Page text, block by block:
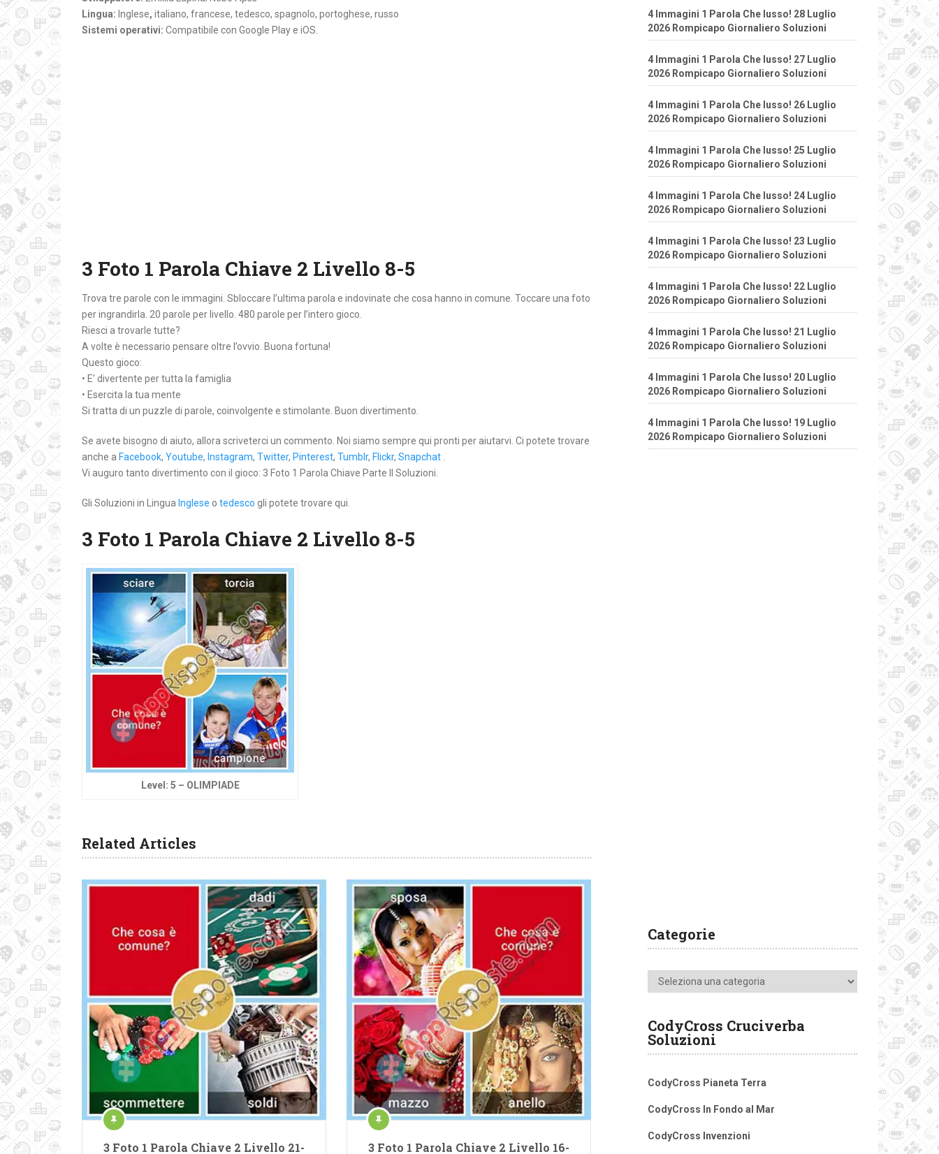
Lingua: Inglese, italiano, francese, tedesco, spagnolo, portoghese, russo
Sistemi operativi: Compatibile con Google Play e iOS.
3 Foto 1 Parola Chiave 2 Livello 8-5
Trova tre parole con le immagini. Sbloccare l’ultima parola e indovinate che cosa hanno in comune. Toccare una foto
per ingrandirla. 20 parole per livello. 480 parole per l’intero gioco.
Riesci a trovarle tutte?
A volte è necessario pensare oltre l’ovvio. Buona fortuna!
Questo gioco:
• E’ divertente per tutta la famiglia
• Esercita la tua mente
Si tratta di un puzzle di parole, coinvolgente e stimolante. Buon divertimento.
Se avete bisogno di aiuto, allora scriveterci un commento. Noi siamo sempre qui pronti per aiutarvi. Ci potete trovare
anche a Facebook, Youtube, Instagram, Twitter, Pinterest, Tumblr, Flickr, Snapchat
Vi auguro tanto divertimento con il gioco: 3 Foto 1 Parola Chiave Parte II Soluzioni.
Gli Soluzioni in Lingua Inglese o tedesco gli potete trovare qui.
3 Foto 1 Parola Chiave 2 Livello 8-5
Level: 5 – OLIMPIADE
Related Articles
3 Foto 1 Parola Chiave 2 Livello 21- 3 Foto 1 Parola Chiave 2 Livello 16-
4 Immagini 1 Parola Che lusso! 28 Luglio
2026 Rompicapo Giornaliero Soluzioni
4 Immagini 1 Parola Che lusso! 27 Luglio
2026 Rompicapo Giornaliero Soluzioni
4 Immagini 1 Parola Che lusso! 26 Luglio
2026 Rompicapo Giornaliero Soluzioni
4 Immagini 1 Parola Che lusso! 25 Luglio
2026 Rompicapo Giornaliero Soluzioni
4 Immagini 1 Parola Che lusso! 24 Luglio
2026 Rompicapo Giornaliero Soluzioni
4 Immagini 1 Parola Che lusso! 23 Luglio
2026 Rompicapo Giornaliero Soluzioni
4 Immagini 1 Parola Che lusso! 22 Luglio
2026 Rompicapo Giornaliero Soluzioni
4 Immagini 1 Parola Che lusso! 21 Luglio
2026 Rompicapo Giornaliero Soluzioni
4 Immagini 1 Parola Che lusso! 20 Luglio
2026 Rompicapo Giornaliero Soluzioni
4 Immagini 1 Parola Che lusso! 19 Luglio
2026 Rompicapo Giornaliero Soluzioni
Categorie
Categorie
CodyCross Cruciverba
Soluzioni
CodyCross Pianeta Terra
CodyCross In Fondo al Mar
CodyCross Invenzioni